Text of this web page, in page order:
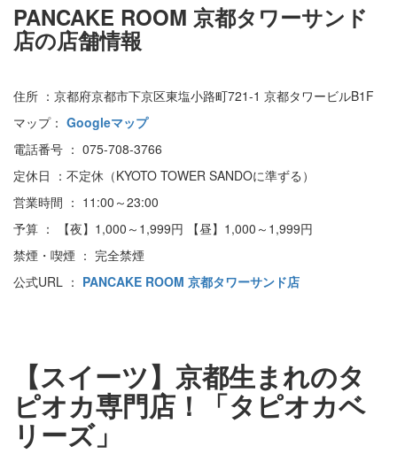
PANCAKE ROOM 京都タワーサンド
店の店舗情報
住所 ：京都府京都市下京区東塩小路町721-1 京都タワービルB1F
マップ： Googleマップ
電話番号 ： 075-708-3766
定休日 ：不定休（KYOTO TOWER SANDOに準ずる）
営業時間 ： 11:00～23:00
予算 ： 【夜】1,000～1,999円 【昼】1,000～1,999円
禁煙・喫煙 ： 完全禁煙
公式URL ： PANCAKE ROOM 京都タワーサンド店
【スイーツ】京都生まれのタ
ピオカ専門店！「タピオカベ
リーズ」